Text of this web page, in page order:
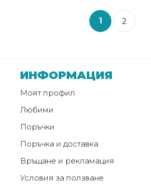
1 2
ИНФОРМАЦИЯ
Моят профил
Любими
Поръчки
Поръчка и доставка
Връщане и рекламация
Условия за ползване